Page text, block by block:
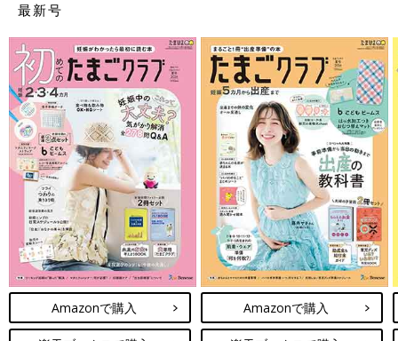
最新号
Amazonで購入 Amazonで購入